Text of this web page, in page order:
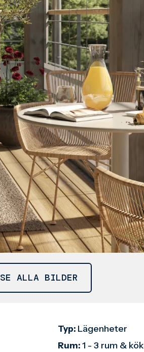
SE ALLA BILDER
Typ: Lägenheter
Rum:1 - 3 rum & kök